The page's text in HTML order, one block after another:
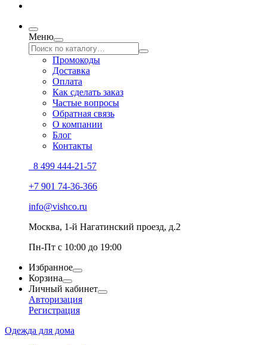
Меню
Промокоды
Доставка
Оплата
Как сделать заказ
Частые вопросы
Обратная связь
О компании
Блог
Контакты
8 499 444-21-57
+7 901 74-36-366
info@vishco.ru
Москва, 1-й Нагатинский проезд, д.2
Пн-Пт с 10:00 до 19:00
Избранное
Корзина
Личный кабинет
Авторизация
Регистрация
Одежда для дома